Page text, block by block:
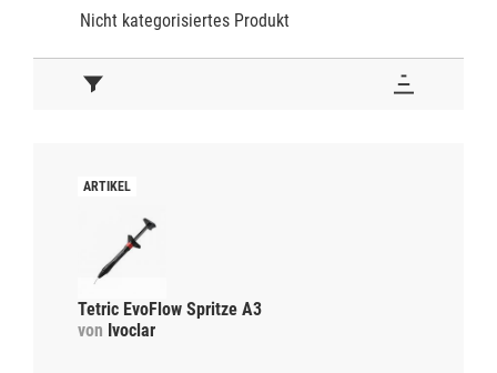
Nicht kategorisiertes Produkt
Tetric EvoFlow Spritze A3
von Ivoclar